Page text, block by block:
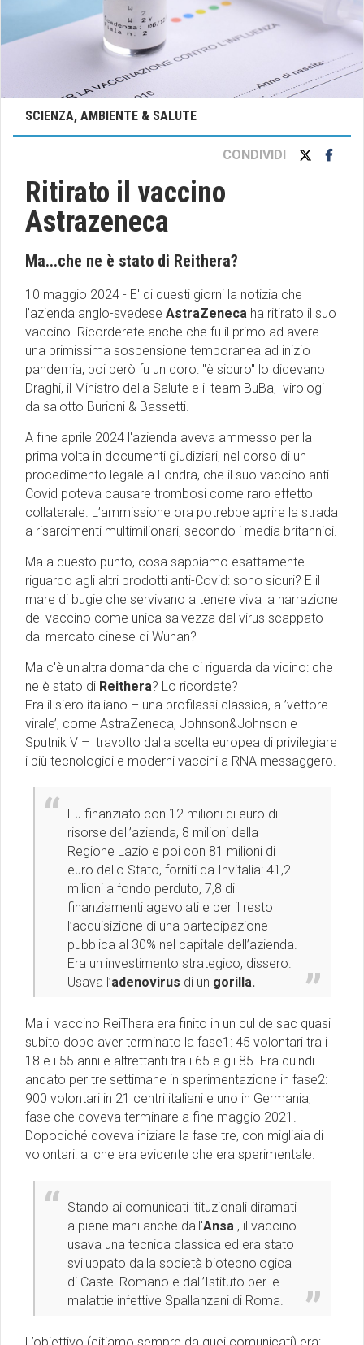
SCIENZA, AMBIENTE & SALUTE
CONDIVIDI
Ritirato il vaccino
Astrazeneca
Ma...che ne è stato di Reithera?
10 maggio 2024 - E' di questi giorni la notizia che
l’azienda anglo-svedese AstraZeneca ha ritirato il suo
vaccino. Ricorderete anche che fu il primo ad avere
una primissima sospensione temporanea ad inizio
pandemia, poi però fu un coro: ''è sicuro'' lo dicevano
Draghi, il Ministro della Salute e il team BuBa, virologi
da salotto Burioni & Bassetti.
A fine aprile 2024 l'azienda aveva ammesso per la
prima volta in documenti giudiziari, nel corso di un
procedimento legale a Londra, che il suo vaccino anti
Covid poteva causare trombosi come raro effetto
collaterale. L’ammissione ora potrebbe aprire la strada
a risarcimenti multimilionari, secondo i media britannici.
Ma a questo punto, cosa sappiamo esattamente
riguardo agli altri prodotti anti-Covid: sono sicuri? E il
mare di bugie che servivano a tenere viva la narrazione
del vaccino come unica salvezza dal virus scappato
dal mercato cinese di Wuhan?
Ma c'è un'altra domanda che ci riguarda da vicino: che
ne è stato di Reithera? Lo ricordate?
Era il siero italiano – una profilassi classica, a ’vettore
virale’, come AstraZeneca, Johnson&Johnson e
Sputnik V – travolto dalla scelta europea di privilegiare
i più tecnologici e moderni vaccini a RNA messaggero.
Fu finanziato con 12 milioni di euro di
risorse dell’azienda, 8 milioni della
Regione Lazio e poi con 81 milioni di
euro dello Stato, forniti da Invitalia: 41,2
milioni a fondo perduto, 7,8 di
finanziamenti agevolati e per il resto
l’acquisizione di una partecipazione
pubblica al 30% nel capitale dell’azienda.
Era un investimento strategico, dissero.
Usava l’adenovirus di un gorilla.
Ma il vaccino ReiThera era finito in un cul de sac quasi
subito dopo aver terminato la fase1: 45 volontari tra i
18 e i 55 anni e altrettanti tra i 65 e gli 85. Era quindi
andato per tre settimane in sperimentazione in fase2:
900 volontari in 21 centri italiani e uno in Germania,
fase che doveva terminare a fine maggio 2021.
Dopodiché doveva iniziare la fase tre, con migliaia di
volontari: al che era evidente che era sperimentale.
Stando ai comunicati itituzionali diramati
a piene mani anche dall'Ansa , il vaccino
usava una tecnica classica ed era stato
sviluppato dalla società biotecnologica
di Castel Romano e dall’Istituto per le
malattie infettive Spallanzani di Roma.
L’obiettivo (citiamo sempre da quei comunicati) era: